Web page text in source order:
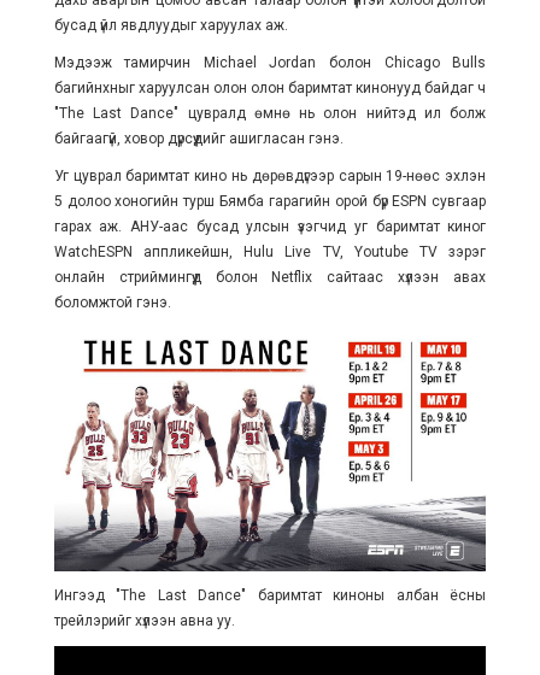
бусад үйл явдлуудыг харуулах аж.
Мэдээж тамирчин Michael Jordan болон Chicago Bulls
багийнхныг харуулсан олон олон баримтат кинонууд байдаг ч
"The Last Dance" цувралд өмнө нь олон нийтэд ил болж
байгаагүй, ховор дүрсүүдийг ашигласан гэнэ.
Уг цуврал баримтат кино нь дөрөвдүгээр сарын 19-нөөс эхлэн
5 долоо хоногийн турш Бямба гарагийн орой бүр ESPN сувгаар
гарах аж. АНУ-аас бусад улсын үзэгчид уг баримтат киног
WatchESPN аппликейшн, Hulu Live TV, Youtube TV зэрэг
онлайн стриймингүүд болон Netflix сайтаас хүлээн авах
боломжтой гэнэ.
Ингээд "The Last Dance" баримтат киноны албан ёсны
трейлэрийг хүлээн авна уу.